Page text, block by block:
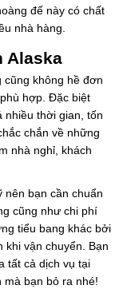
đế này có chất
nhà hàng.
Alaska
cũng không hề đơn
hợp. Đặc biệt
nhiều thời gian, tốn
chắn về những
nhà nghỉ, khách
nên bạn cần chuẩn
cũng như chi phí
tiểu bang khác bởi
khi vận chuyển. Bạn
tất cả dịch vụ tại
mà bạn bỏ ra nhé!